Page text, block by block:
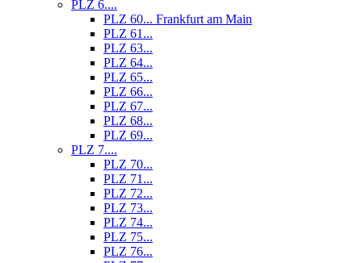
PLZ 6....
PLZ 60... Frankfurt am Main
PLZ 61...
PLZ 63...
PLZ 64...
PLZ 65...
PLZ 66...
PLZ 67...
PLZ 68...
PLZ 69...
PLZ 7....
PLZ 70...
PLZ 71...
PLZ 72...
PLZ 73...
PLZ 74...
PLZ 75...
PLZ 76...